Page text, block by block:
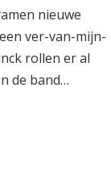
nieuwe
ver-van-mijn-
rollen er al
de band…